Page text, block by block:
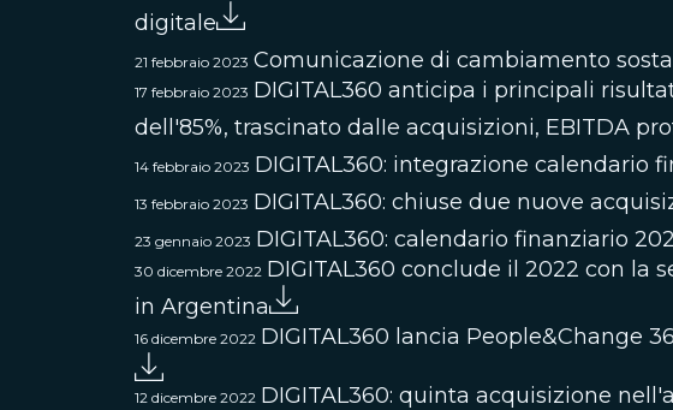
digitale
21 febbraio 2023 Comunicazione di cambiamento
17 febbraio 2023 DIGITAL360 anticipa i principali
dell'85%, trascinato dalIe acquisizioni, EBITDA
14 febbraio 2023 DIGITAL360: integrazione calendario
13 febbraio 2023 DIGITAL360: chiuse due nuove
23 gennaio 2023 DIGITAL360: calendario finanziario
30 dicembre 2022 DIGITAL360 conclude il 2022 con la
in Argentina
16 dicembre 2022 DIGITAL360 lancia People&Change
12 dicembre 2022 DIGITAL360: quinta acquisizione